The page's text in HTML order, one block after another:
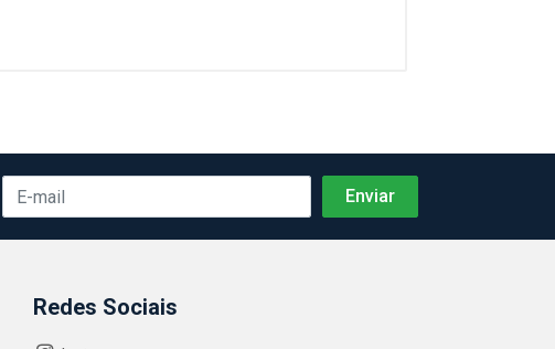
Redes Sociais